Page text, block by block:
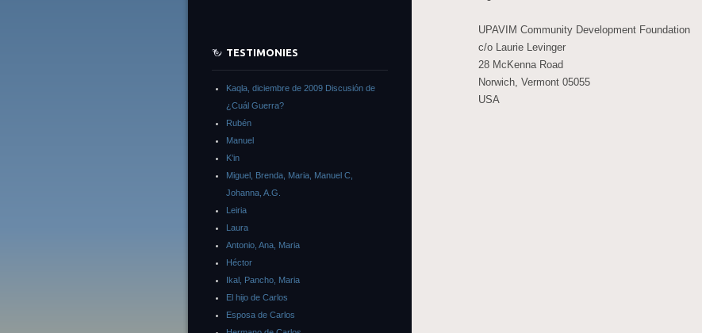
UPAVIM Community Development Foundation
c/o Laurie Levinger
28 McKenna Road
Norwich, Vermont 05055
USA
TESTIMONIES
Kaqla, diciembre de 2009 Discusión de
¿Cuál Guerra?
Rubén
Manuel
K’in
Miguel, Brenda, Maria, Manuel C,
Johanna, A.G.
Leiria
Laura
Antonio, Ana, Maria
Héctor
Ikal, Pancho, Maria
El hijo de Carlos
Esposa de Carlos